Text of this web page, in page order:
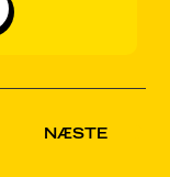
NÆSTE